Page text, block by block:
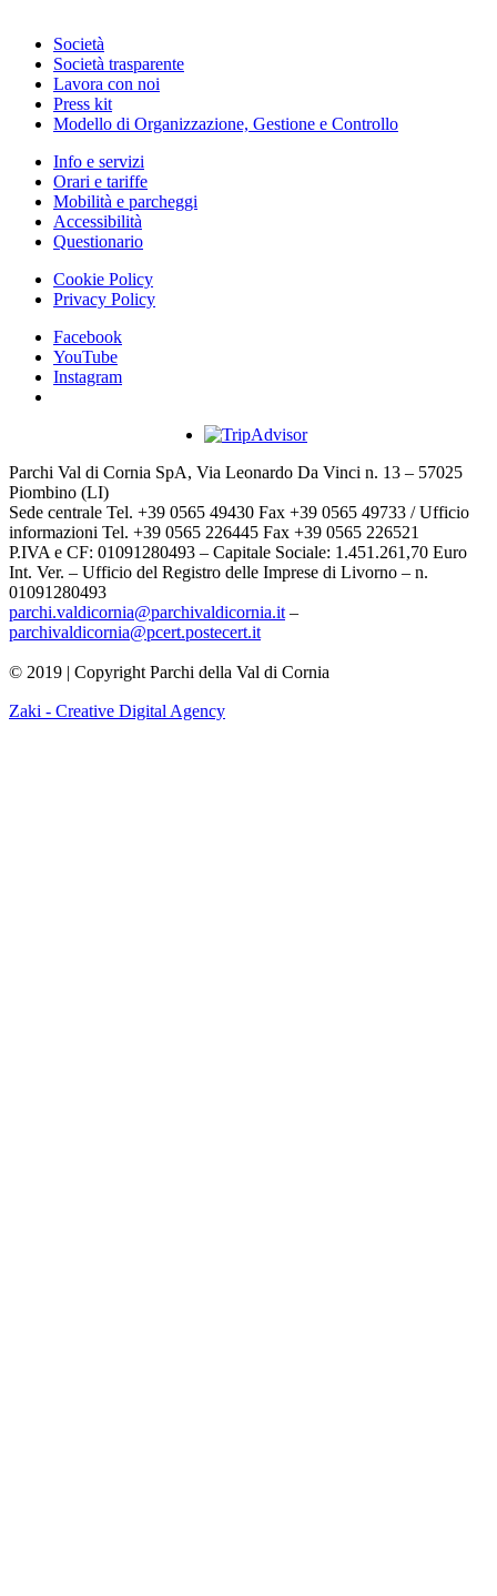
Società
Società trasparente
Lavora con noi
Press kit
Modello di Organizzazione, Gestione e Controllo
Info e servizi
Orari e tariffe
Mobilità e parcheggi
Accessibilità
Questionario
Cookie Policy
Privacy Policy
Facebook
YouTube
Instagram
Parchi Val di Cornia SpA, Via Leonardo Da Vinci n. 13 – 57025
Piombino (LI)
Sede centrale Tel. +39 0565 49430 Fax +39 0565 49733 / Ufficio
informazioni Tel. +39 0565 226445 Fax +39 0565 226521
P.IVA e CF: 01091280493 – Capitale Sociale: 1.451.261,70 Euro
Int. Ver. – Ufficio del Registro delle Imprese di Livorno – n.
01091280493
parchi.valdicornia@parchivaldicornia.it –
parchivaldicornia@pcert.postecert.it
© 2019 | Copyright Parchi della Val di Cornia
Zaki - Creative Digital Agency